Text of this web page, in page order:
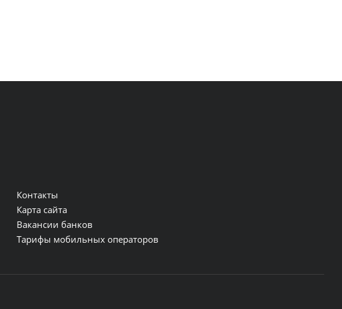
Контакты
Карта сайта
Вакансии банков
Тарифы мобильных операторов